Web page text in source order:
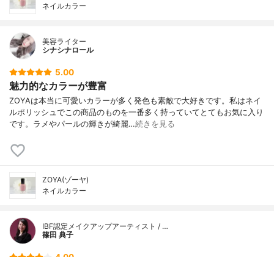
ネイルカラー
美容ライター
シナシナロール
5.00
魅力的なカラーが豊富
ZOYAは本当に可愛いカラーが多く発色も素敵で大好きです。私はネイ
ルポリッシュでこの商品のものを一番多く持っていてとてもお気に入り
です。ラメやパールの輝きが綺麗…続きを見る
ZOYA(ゾーヤ)
ネイルカラー
IBF認定メイクアップアーティスト / …
篠田 典子